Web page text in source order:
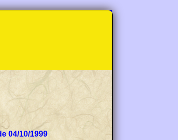
04/10/1999